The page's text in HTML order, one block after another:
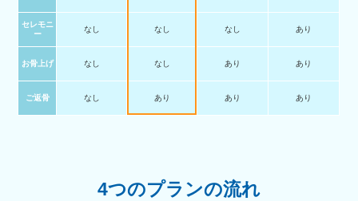
セレモニ
ー
なし なし なし あり
お骨上げ なし なし あり あり
ご返骨 なし あり あり あり
4つのプランの流れ